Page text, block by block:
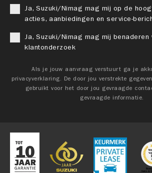
Ja, Suzuki/Nimag mag mij op de
acties, aanbiedingen en service-
Ja, Suzuki/Nimag mag mij benaderen
klantonderzoek
Als je jouw aanvraag verstuurt ga je
privacyverklaring. De door jou verstrekte
gebruikt voor het door jou gevraagde
gevraagde informatie.